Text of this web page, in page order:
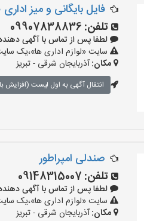
فایل بایگانی و میز اداری ۱۵۰
تلفن: 09907838836
لطفا پس از تماس با آگهی دهنده
سایت «لوازم اداری ها»،یک
مکان:آذربایجان شرقی - تبریز
انتقال آگهی به اول لیست (افزایش
صندلی امپراطور
تلفن: 09148315007
لطفا پس از تماس با آگهی دهنده
سایت «لوازم اداری ها»،یک
مکان:آذربایجان شرقی - تبریز